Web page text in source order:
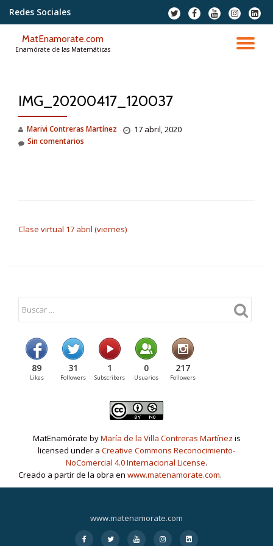
contenido
Redes Sociales
fa-
twitter
fa-
facebook
fa-
youtube
fa-
instagram
fa-
MatEnamorate.com
Enamórate de las Matemáticas
IMG_20200417_120037
Marivi Contreras Martínez 17 abril, 2020
Sin comentarios
Clase virtual 17 abril (viernes)
89
Likes
31
Followers
1
Subscribers
0
Usuarios
217
Followers
MatEnamórate byMaría de la Villa Contreras Martínez is
licensed under a Creative Commons Reconocimiento-
NoComercial 4.0 Internacional License.
Creado a partir de la obra en www.matenamorate.com.
www.matenamorate.com
fa
fa
fa
fa
fa-